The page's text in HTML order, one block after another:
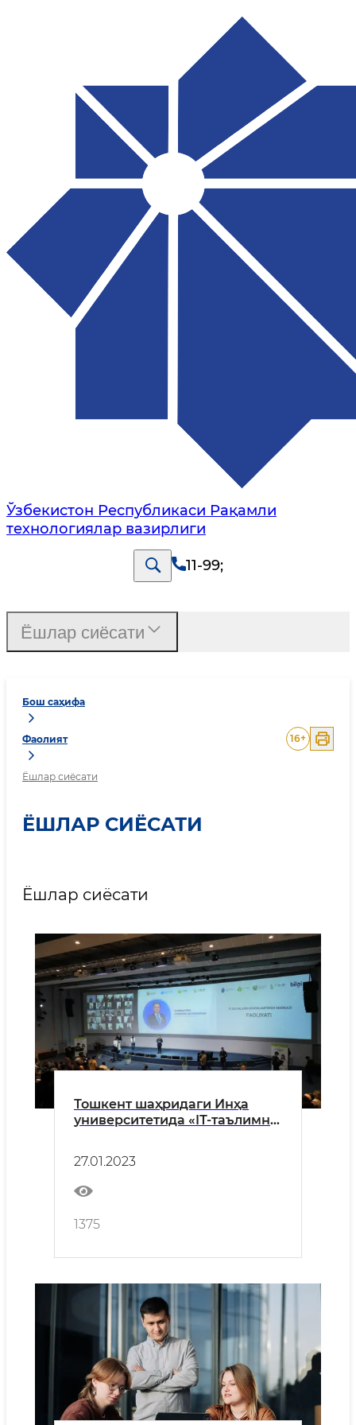
Ўзбекистон Республикаси Рақамли
технологиялар вазирлиги
11-99;
Бош саҳифа
Фаолият
Ёшлар сиёсати
16+
ЁШЛАР СИЁСАТИ
Ёшлар сиёсати
Тошкент шаҳридаги Инҳа
университетида «IТ-таълимни
бўлиб ўтди
27.01.2023
1375
Ёшлар сиёсати